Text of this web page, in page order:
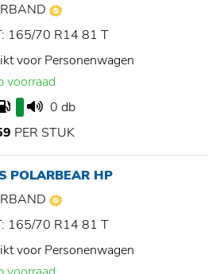
165/70 R14 81 T
voor Personenwagen
voorraad
0 db
PER STUK
POLARBEAR HP
165/70 R14 81 T
voor Personenwagen